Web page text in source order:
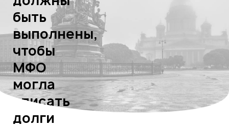
быть
выполнены,
чтобы
МФО
могла
списать
долги